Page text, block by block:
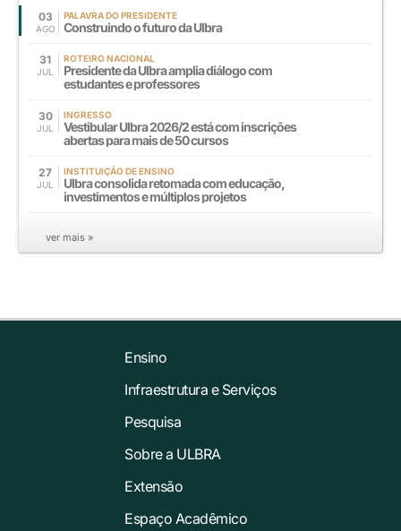
03
AGO
PALAVRA DO PRESIDENTE
Construindo o futuro da Ulbra
31
JUL
ROTEIRO NACIONAL
Presidente da Ulbra amplia diálogo com
estudantes e professores
30
JUL
INGRESSO
Vestibular Ulbra 2026/2 está com inscrições
abertas para mais de 50 cursos
27
JUL
INSTITUIÇÃO DE ENSINO
Ulbra consolida retomada com educação,
investimentos e múltiplos projetos
ver mais »
Ensino
Infraestrutura e Serviços
Pesquisa
Sobre a ULBRA
Extensão
Espaço Acadêmico